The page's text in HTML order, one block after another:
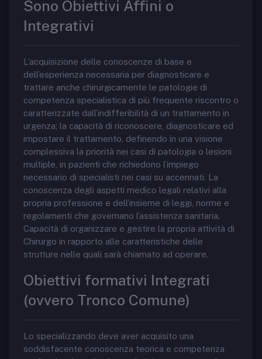
Sono Obiettivi Affini o
Integrativi
L’acquisizione delle conoscenze di base e
dell’esperienza necessaria per diagnosticare e
trattare anche chirurgicamente le patologie di
competenza specialistica di più frequente riscontro o
caratterizzate dall’indifferibilità di un trattamento in
urgenza; la capacità di riconoscere, diagnosticare ed
impostare il trattamento, definendo in una visione
complessiva la priorità nei casi di patologia o lesioni
multiple, in pazienti che richiedono l’impiego
necessario di specialisti nei casi su accennati. La
conoscenza degli aspetti medico legali relativi alla
propria professione e dell’insieme di leggi, norme e
regolamenti che governano l’assistenza sanitaria.
Capacità di organizzare e gestire la propria attività di
Chirurgo in rapporto alle caratteristiche delle
strutture nelle quali sarà chiamato ad operare.
Obiettivi formativi Integrati
(ovvero Tronco Comune)
Lo specializzando deve aver acquisito una
soddisfacente conoscenza teorica e competenza